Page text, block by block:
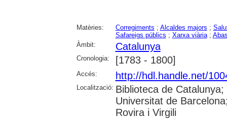
Matèries: Corregiments ; Alcaldes majors ;
Safareigs públics ; Xarxa viària;
Àmbit:
Catalunya
Cronologia: [1783 - 1800]
Accés: http://hdl.handle.net/
Localització: Biblioteca de
Universitat de
Rovira i Virgili